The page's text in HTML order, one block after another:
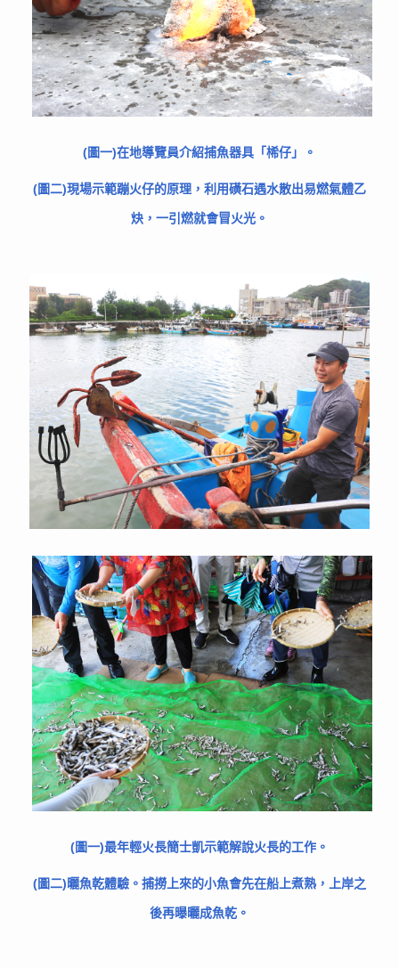
(圖一)在地導覽員介紹捕魚器具「桸仔」。
(圖二)現場示範蹦火仔的原理，利用磺石遇水散出易燃氣體乙
炔，一引燃就會冒火光。
(圖一)最年輕火長簡士凱示範解說火長的工作。
(圖二)曬魚乾體驗。捕撈上來的小魚會先在船上煮熟，上岸之
後再曝曬成魚乾。